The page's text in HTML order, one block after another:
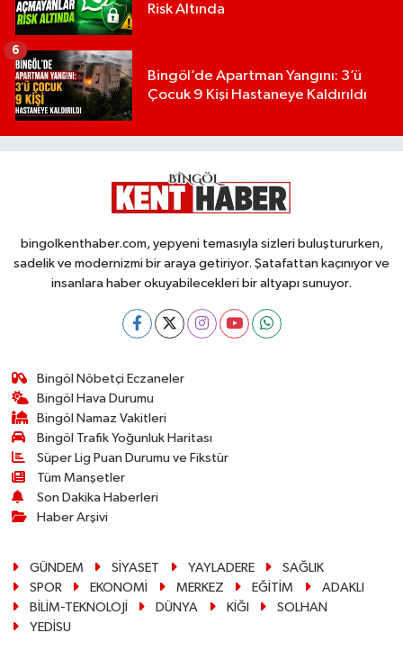
Risk Altında
Bingöl’de Apartman Yangını: 3’ü
Çocuk 9 Kişi Hastaneye Kaldırıldı
6
bingolkenthaber.com, yepyeni temasıyla sizleri buluştururken,
sadelik ve modernizmi bir araya getiriyor. Şatafattan kaçınıyor ve
insanlara haber okuyabilecekleri bir altyapı sunuyor.
Bingöl Nöbetçi Eczaneler
Bingöl Hava Durumu
Bingöl Namaz Vakitleri
Bingöl Trafik Yoğunluk Haritası
Süper Lig Puan Durumu ve Fikstür
Tüm Manşetler
Son Dakika Haberleri
Haber Arşivi
GÜNDEM SİYASET YAYLADERE
SAĞLIK
SPOR
EKONOMİ MERKEZ EĞİTİM
ADAKLI
BİLİM-TEKNOLOJİ
DÜNYA KİĞI
SOLHAN
YEDİSU